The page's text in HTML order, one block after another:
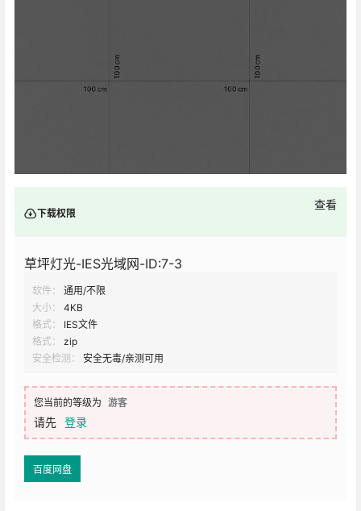
下载权限
查看
草坪灯光-IES光域网-ID:7-3
软件：
通用/不限
大小：
4KB
格式：
IES文件
格式：
zip
安全检测：
安全无毒/亲测可用
您当前的等级为 游客
请先 登录
百度网盘